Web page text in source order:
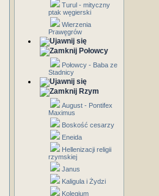
Turul - mityczny
ptak węgierski
Wierzenia
Prawęgrów
Połowcy
Połowcy - Baba ze
Stadnicy
Rzym
August - Pontifex
Maximus
Boskość cesarzy
Eneida
Hellenizacji religii
rzymskiej
Janus
Kaligula i Żydzi
Kolegium